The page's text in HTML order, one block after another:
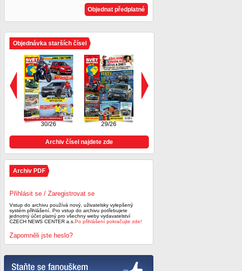
Objednat předplatné
Objednávka starších čísel
30/26 29/26
Archiv čísel najdete zde
Archiv PDF
Přihlásit se / Zaregistrovat se
Vstup do archivu používá nový, uživatelsky vylepšený
systém přihlášení. Pro vstup do archivu potřebujete
jednotný účet platný pro všechny weby vydavatelství
CZECH NEWS CENTER a.s. Po přihlášení pokračujte zde!
Zapomněli jste heslo?